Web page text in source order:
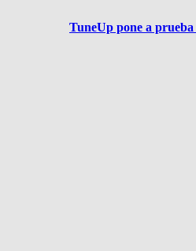
TuneUp pone a